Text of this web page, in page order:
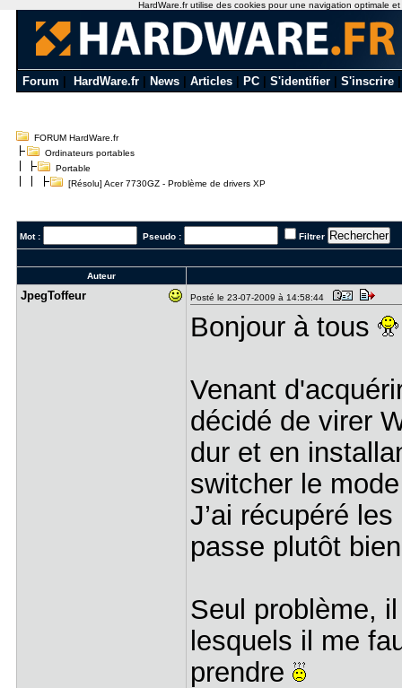
Forum HardWare.fr News Articles PC S'identifier S'inscrire
FORUM HardWare.fr
Ordinateurs portables
Portable
[Résolu] Acer 7730GZ - Problème de drivers XP
Mot : Pseudo : Filtrer
Auteur
JpegToffeu​r Posté le 23-07-2009 à 14:58:44
Bonjour à tous
Venant
décidé de virer
dur et en
switcher le
J’ai récupéré
passe plutôt
Seul problème,
lesquels il me
prendre
HardWare.fr utilise des cookies pour une navigation optimale